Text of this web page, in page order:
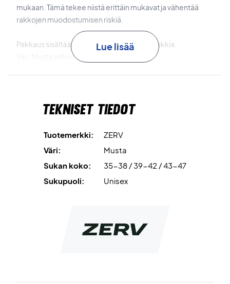
mukaan. Tämä tekee niistä erittäin mukavat ja vähentää
rakkojen muodostumisen riskiä.
Pakkaus sisältää 3 paria näitä laadukkaita sukkia.
Väri: Musta valkoisella logolla.
Lue lisää
Tekniset tiedot
Tuotemerkki:
ZERV
Väri:
Musta
Sukan koko:
35-38 / 39-42 / 43-47
Sukupuoli:
Unisex